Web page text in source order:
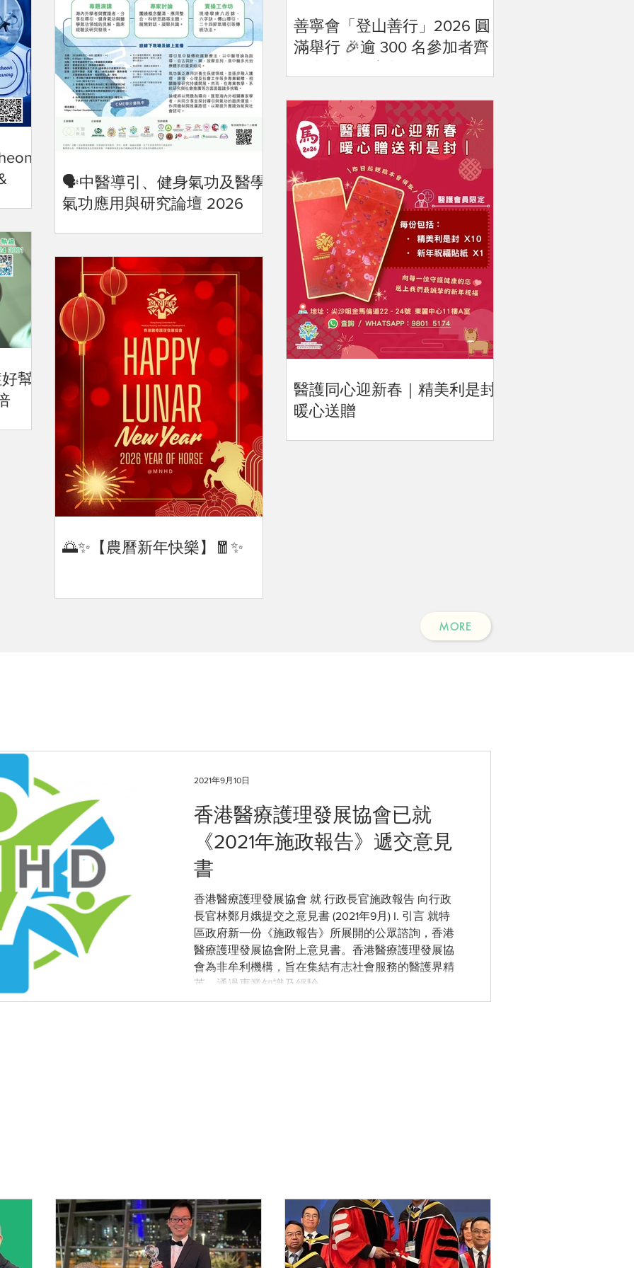
🗣️中醫導引、健身氣功及醫學
氣功應用與研究論壇 2026
善寧會「登山善行」2026 圓
滿舉行 🎉逾 300 名參加者齊
幫
🌅✨【農曆新年快樂】🧧✨
醫護同心迎新春｜精美利是封
暖心送贈
MORE
香港醫療護理發展協會已就
《2021年施政報告》遞交意見
書
香港醫療護理發展協會 就 行政長官施政報告 向行政
長官林鄭月娥提交之意見書 (2021年9月) I. 引言 就特
區政府新一份《施政報告》所展開的公眾諮詢，香港
醫療護理發展協會附上意見書。香港醫療護理發展協
會為非牟利機構，旨在集結有志社會服務的醫護界精
英，通過專業知識及經驗...
2021年9月10日